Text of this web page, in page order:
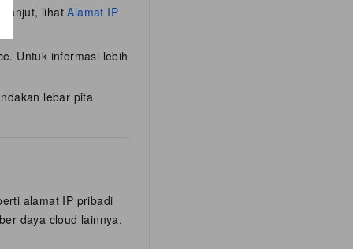
lanjut, lihatAlamat IP
Untuk informasi lebih
lebar pita
alamat IP pribadi
daya cloud lainnya.